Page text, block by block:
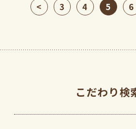
< 3 4 5 6
こだわり検